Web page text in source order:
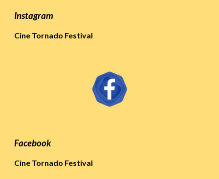
Instagram
Cine Tornado Festival
Facebook
Cine Tornado Festival